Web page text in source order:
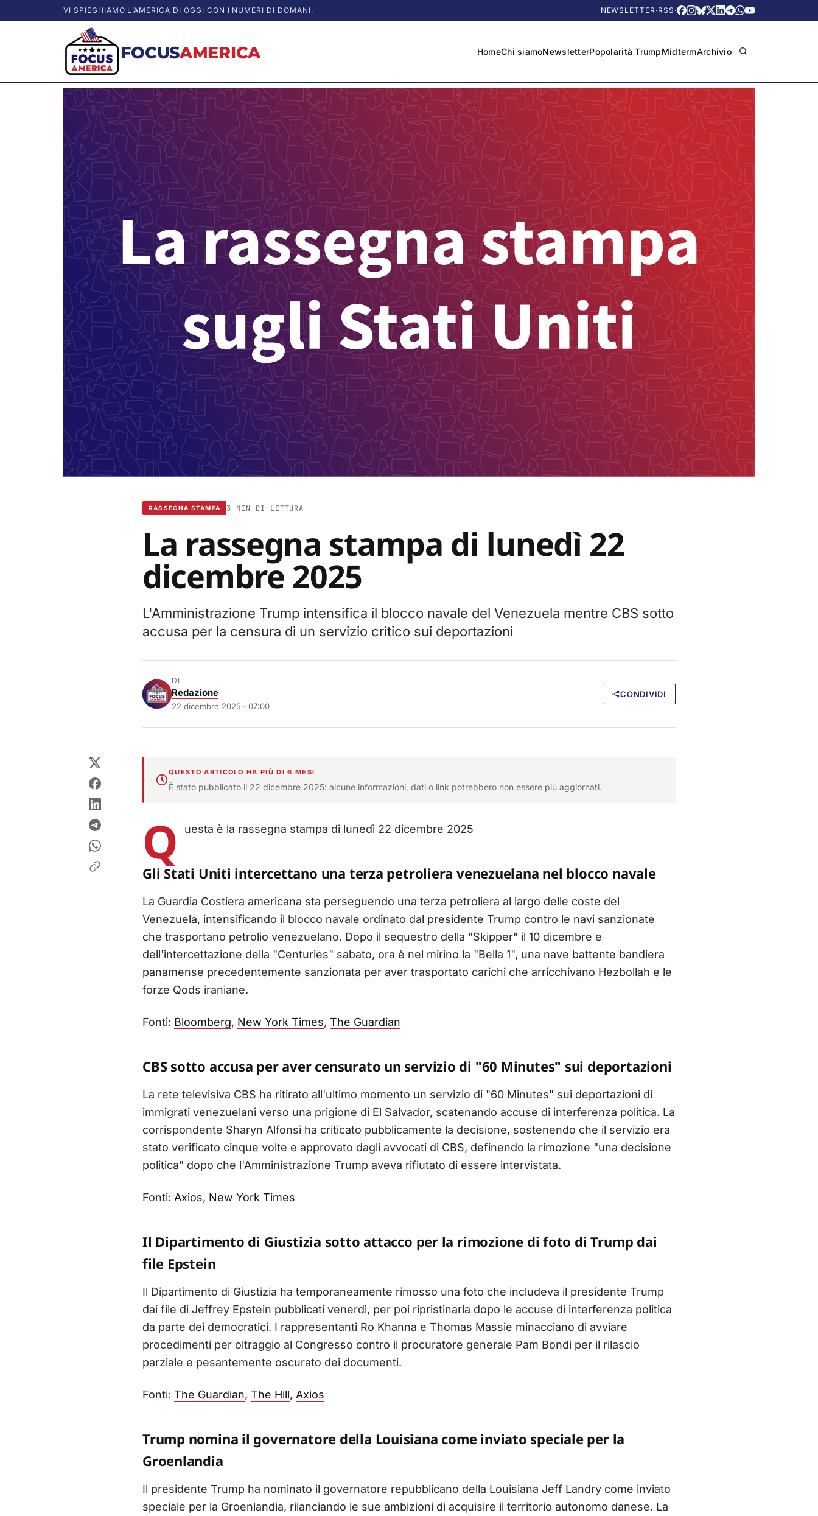
VI SPIEGHIAMO L’AMERICA DI OGGI CON I NUMERI DI DOMANI. NEWSLETTER·RSS ·
FOCUSAMERICA HomeChi siamoNewsletterPopolarità TrumpMidtermArchivio
RASSEGNA STAMPA 3 MIN DI LETTURA
La rassegna stampa di lunedì 22
dicembre 2025
L'Amministrazione Trump intensifica il blocco navale del Venezuela mentre CBS sotto
accusa per la censura di un servizio critico sui deportazioni
DI
Redazione
22 dicembre 2025 · 07:00
CONDIVIDI
QUESTO ARTICOLO HA PIÙ DI 6 MESI
È stato pubblicato il 22 dicembre 2025: alcune informazioni, dati o link potrebbero non essere più aggiornati.
Q uesta è la rassegna stampa di lunedì 22 dicembre 2025
Gli Stati Uniti intercettano una terza petroliera venezuelana nel blocco navale
La Guardia Costiera americana sta perseguendo una terza petroliera al largo delle coste del
Venezuela, intensificando il blocco navale ordinato dal presidente Trump contro le navi sanzionate
che trasportano petrolio venezuelano. Dopo il sequestro della "Skipper" il 10 dicembre e
dell'intercettazione della "Centuries" sabato, ora è nel mirino la "Bella 1", una nave battente bandiera
panamense precedentemente sanzionata per aver trasportato carichi che arricchivano Hezbollah e le
forze Qods iraniane.
Fonti: Bloomberg, New York Times, The Guardian
CBS sotto accusa per aver censurato un servizio di "60 Minutes" sui deportazioni
La rete televisiva CBS ha ritirato all'ultimo momento un servizio di "60 Minutes" sui deportazioni di
immigrati venezuelani verso una prigione di El Salvador, scatenando accuse di interferenza politica. La
corrispondente Sharyn Alfonsi ha criticato pubblicamente la decisione, sostenendo che il servizio era
stato verificato cinque volte e approvato dagli avvocati di CBS, definendo la rimozione "una decisione
politica" dopo che l'Amministrazione Trump aveva rifiutato di essere intervistata.
Fonti: Axios, New York Times
Il Dipartimento di Giustizia sotto attacco per la rimozione di foto di Trump dai
file Epstein
Il Dipartimento di Giustizia ha temporaneamente rimosso una foto che includeva il presidente Trump
dai file di Jeffrey Epstein pubblicati venerdì, per poi ripristinarla dopo le accuse di interferenza politica
da parte dei democratici. I rappresentanti Ro Khanna e Thomas Massie minacciano di avviare
procedimenti per oltraggio al Congresso contro il procuratore generale Pam Bondi per il rilascio
parziale e pesantemente oscurato dei documenti.
Fonti: The Guardian, The Hill, Axios
Trump nomina il governatore della Louisiana come inviato speciale per la
Groenlandia
Il presidente Trump ha nominato il governatore repubblicano della Louisiana Jeff Landry come inviato
speciale per la Groenlandia, rilanciando le sue ambizioni di acquisire il territorio autonomo danese. La